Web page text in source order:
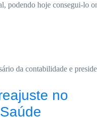
podendo hoje consegui-lo
da contabilidade e
no